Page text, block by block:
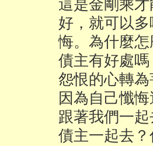
好，就可以
悔。為什麼
債主有好處
怨恨的心轉
因為自己懺
跟著我們一
債主一起去